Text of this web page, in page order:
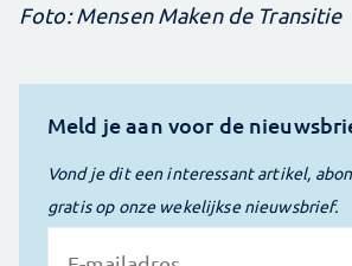
Foto: Mensen Maken de Transitie
Meld je aan voor de
Vond je dit een interessant artikel,
gratis op onze wekelijkse nieuwsbrief.